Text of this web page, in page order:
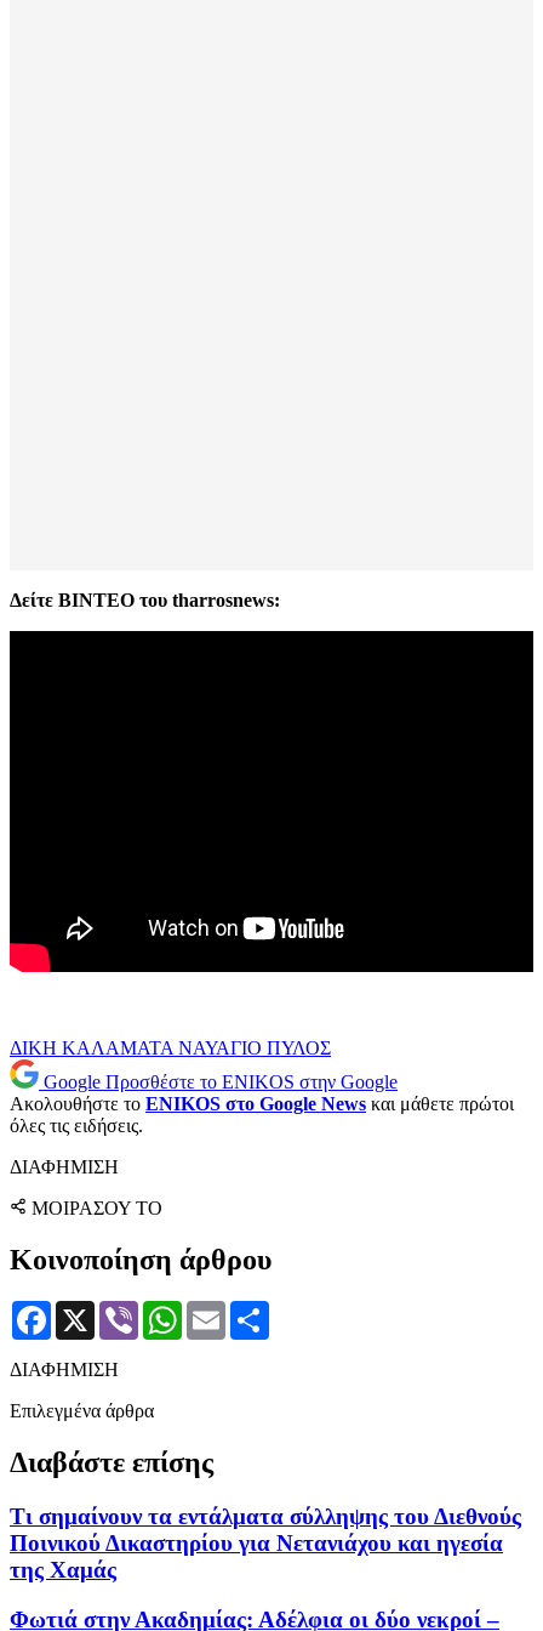
Δείτε ΒΙΝΤΕΟ του tharrosnews:
ΔΙΚΗ ΚΑΛΑΜΑΤΑ ΝΑΥΑΓΙΟ ΠΥΛΟΣ
Google Προσθέστε το ENIKOS στην Google
Ακολουθήστε το ENIKOS στο Google News και μάθετε πρώτοι
όλες τις ειδήσεις.
ΔΙΑΦΗΜΙΣΗ
ΜΟΙΡΑΣΟΥ ΤΟ
Κοινοποίηση άρθρου
Facebook
X Viber WhatsApp
Email
ΔΙΑΦΗΜΙΣΗ
Επιλεγμένα άρθρα
Διαβάστε επίσης
Τι σημαίνουν τα εντάλματα σύλληψης του Διεθνούς
Ποινικού Δικαστηρίου για Νετανιάχου και ηγεσία
της Χαμάς
Φωτιά στην Ακαδημίας: Αδέλφια οι δύο νεκροί –